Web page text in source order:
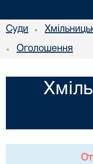
Суди •
• Оголошення